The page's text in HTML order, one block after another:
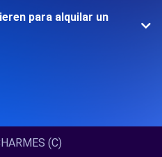
para alquilar un
(C)